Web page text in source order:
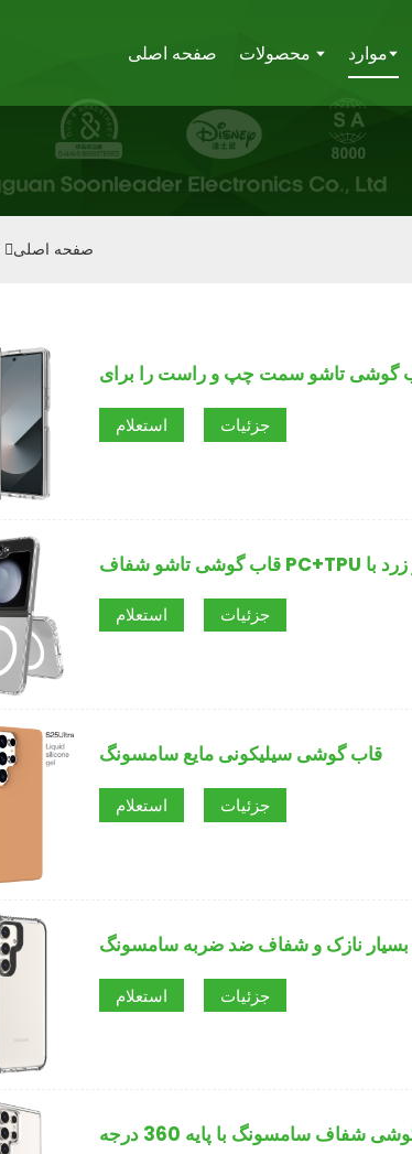
صفحه اصلی محصولات موارد
صفحه اصلی
استعلام جزئیات
استعلام جزئیات
قاب گوشی سیلیکونی مایع سامسونگ
استعلام جزئیات
استعلام جزئیات
شفاف سامسونگ با پایه 360 درجه